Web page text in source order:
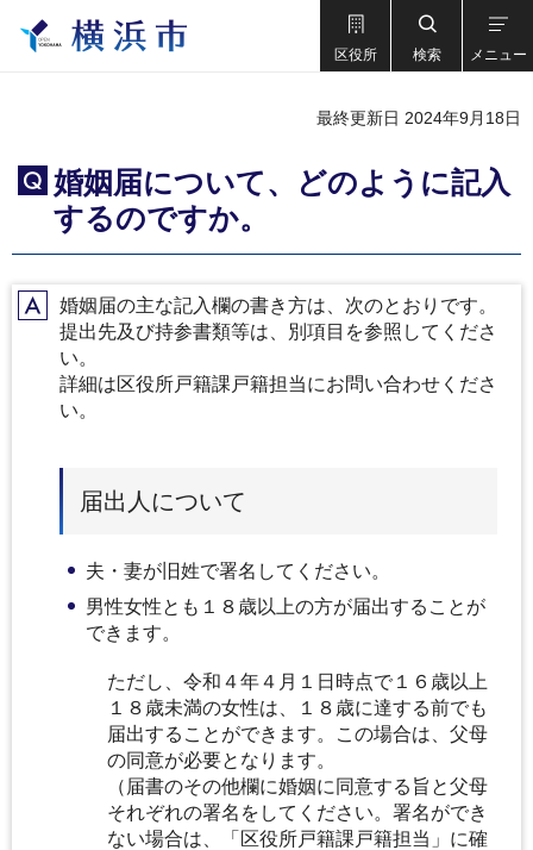
区役所 検索 メニュー
最終更新日 2024年9月18日
Q
婚姻届について、どのように記入
するのですか。
A婚姻届の主な記入欄の書き方は、次のとおりです。
提出先及び持参書類等は、別項目を参照してくださ
い。
詳細は区役所戸籍課戸籍担当にお問い合わせくださ
い。
届出人について
夫・妻が旧姓で署名してください。
男性女性とも１８歳以上の方が届出することが
できます。
ただし、令和４年４月１日時点で１６歳以上
１８歳未満の女性は、１８歳に達する前でも
届出することができます。この場合は、父母
の同意が必要となります。
（届書のその他欄に婚姻に同意する旨と父母
それぞれの署名をしてください。署名ができ
ない場合は、「区役所戸籍課戸籍担当」に確